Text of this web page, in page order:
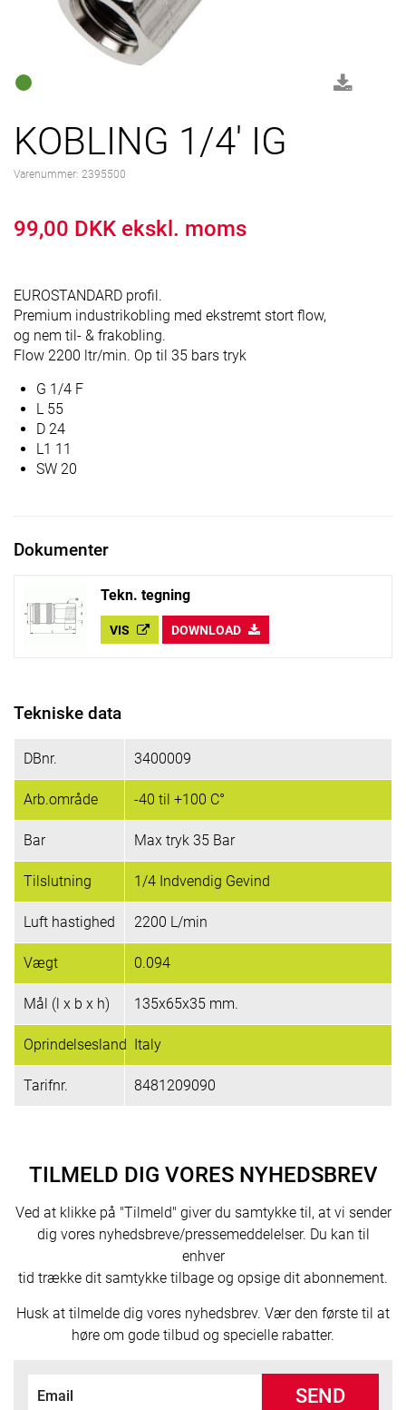
KOBLING 1/4' IG
Varenummer: 2395500
99,00 DKK ekskl. moms
EUROSTANDARD profil.
Premium industrikobling med ekstremt stort flow,
og nem til- & frakobling.
Flow 2200 ltr/min. Op til 35 bars tryk
G 1/4 F
L 55
D 24
L1 11
SW 20
Dokumenter
Tekn. tegning
VIS DOWNLOAD
Tekniske data
DBnr. 3400009
Arb.område -40 til +100 C°
Bar Max tryk 35 Bar
Tilslutning 1/4 Indvendig Gevind
Luft hastighed 2200 L/min
Vægt 0.094
Mål (l x b x h) 135x65x35 mm.
Oprindelsesland Italy
Tarifnr. 8481209090
TILMELD DIG VORES NYHEDSBREV
Ved at klikke på "Tilmeld" giver du samtykke til, at vi sender
dig vores nyhedsbreve/pressemeddelelser. Du kan til
enhver
tid trække dit samtykke tilbage og opsige dit abonnement.
Husk at tilmelde dig vores nyhedsbrev. Vær den første til at
høre om gode tilbud og specielle rabatter.
SEND